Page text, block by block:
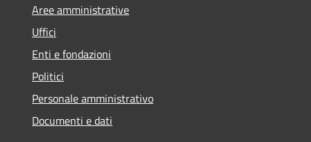
Aree amministrative
Uffici
Enti e fondazioni
Politici
Personale amministrativo
Documenti e dati